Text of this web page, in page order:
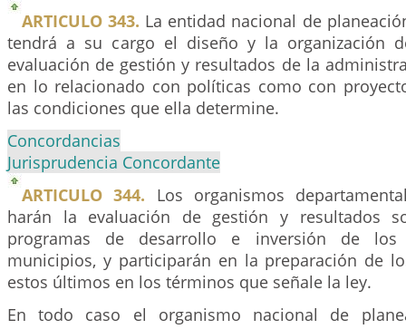
ARTICULO 343. La entidad nacional de
tendrá a su cargo el diseño y la organización
evaluación de gestión y resultados de la
en lo relacionado con políticas como con
las condiciones que ella determine.
Concordancias
Jurisprudencia Concordante
ARTICULO 344. Los organismos
harán la evaluación de gestión y resultados
programas de desarrollo e inversión de los
municipios, y participarán en la preparación de
estos últimos en los términos que señale la ley.
En todo caso el organismo nacional de